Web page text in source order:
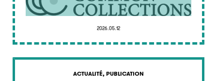
2026.05.12
ACTUALITÉ, PUBLICATION